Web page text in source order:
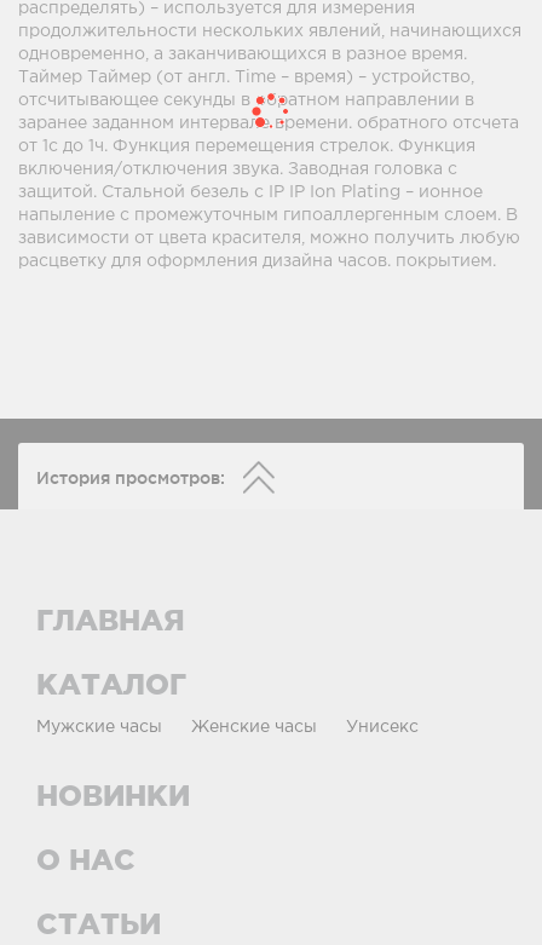
распределять) – используется для измерения
продолжительности нескольких явлений, начинающихся
одновременно, а заканчивающихся в разное время.
Таймер Таймер (от англ. Time – время) – устройство,
отсчитывающее секунды в обратном направлении в
заранее заданном интервале времени. обратного отсчета
от 1с до 1ч. Функция перемещения стрелок. Функция
включения/отключения звука. Заводная головка с
защитой. Стальной безель с IP IP Ion Plating – ионное
напыление с промежуточным гипоаллергенным слоем. В
зависимости от цвета красителя, можно получить любую
расцветку для оформления дизайна часов. покрытием.
История просмотров:
ГЛАВНАЯ
КАТАЛОГ
Мужские часы Женские часы Унисекс
НОВИНКИ
О НАС
СТАТЬИ